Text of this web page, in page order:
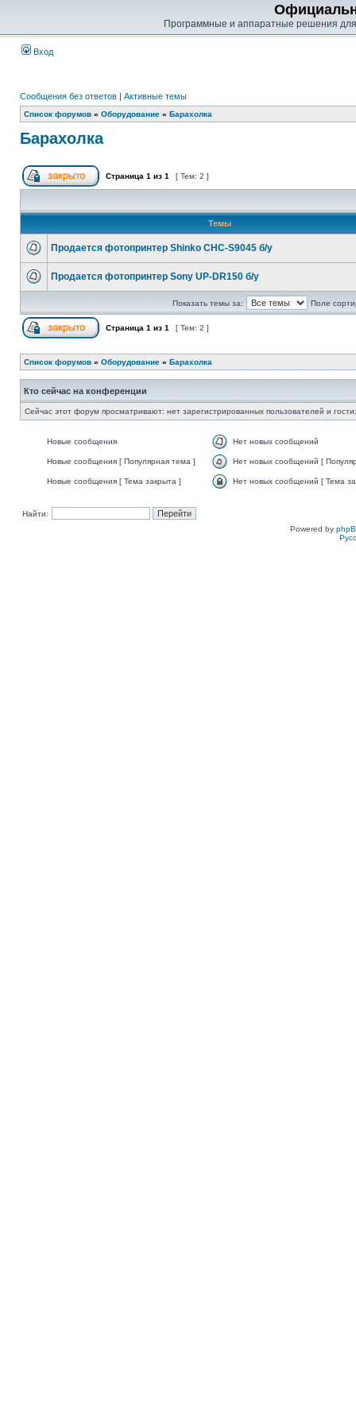
Программные и аппаратные решения
Вход
Сообщения без ответов | Активные темы
Список форумов » Оборудование » Барахолка
Барахолка
Страница 1 из 1 [ Тем: 2 ]
Темы
Продается фотопринтер Shinko CHC-S9045 б/у
Продается фотопринтер Sony UP-DR150 б/у
Показать темы за: Поле
Страница 1 из 1 [ Тем: 2 ]
Список форумов » Оборудование » Барахолка
Кто сейчас на конференции
Сейчас этот форум просматривают: нет зарегистрированных пользователей и
Новые сообщения Нет новых сообщений
Новые сообщения [ Популярная тема ] Нет новых сообщений [
Новые сообщения [ Тема закрыта ] Нет новых сообщений [ Тема
Найти:
Powered by